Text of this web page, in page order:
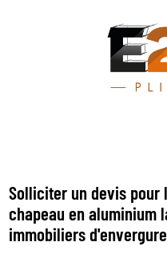
Solliciter un devis pour
chapeau en aluminium
immobiliers